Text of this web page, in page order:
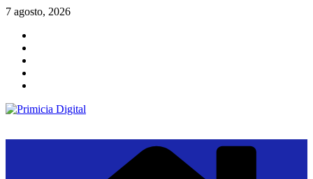
Saltar
contenido
7 agosto, 2026